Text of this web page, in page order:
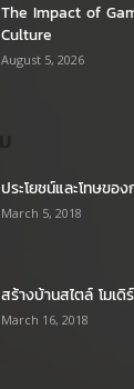
The Impact of
Culture
August 5, 2026
ประโยชน์และโทษขอ
March 5, 2018
สร้างบ้านสไตล์ โมเ
March 16, 2018